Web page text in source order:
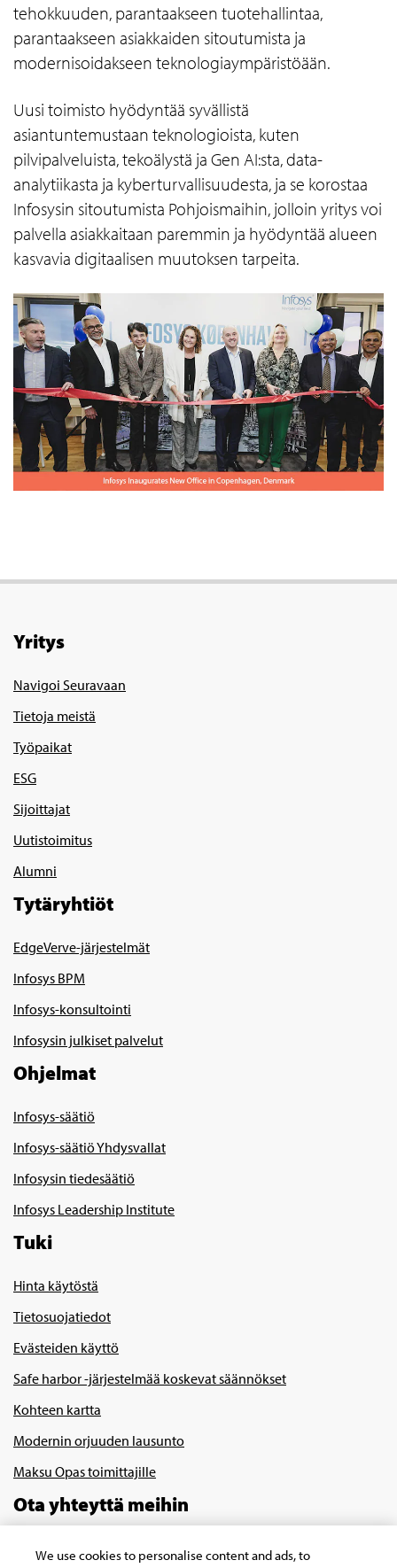
tehokkuuden, parantaakseen tuotehallintaa,
parantaakseen asiakkaiden sitoutumista ja
modernisoidakseen teknologiaympäristöään.
Uusi toimisto hyödyntää syvällistä
asiantuntemustaan teknologioista, kuten
pilvipalveluista, tekoälystä ja Gen AI:sta, data-
analytiikasta ja kyberturvallisuudesta, ja se korostaa
Infosysin sitoutumista Pohjoismaihin, jolloin yritys voi
palvella asiakkaitaan paremmin ja hyödyntää alueen
kasvavia digitaalisen muutoksen tarpeita.
Yritys
Navigoi Seuravaan
Tietoja meistä
Työpaikat
ESG
Sijoittajat
Uutistoimitus
Alumni
Tytäryhtiöt
EdgeVerve-järjestelmät
Infosys BPM
Infosys-konsultointi
Infosysin julkiset palvelut
Ohjelmat
Infosys-säätiö
Infosys-säätiö Yhdysvallat
Infosysin tiedesäätiö
Infosys Leadership Institute
Tuki
Hinta käytöstä
Tietosuojatiedot
Evästeiden käyttö
Safe harbor -järjestelmää koskevat säännökset
Kohteen kartta
Modernin orjuuden lausunto
Maksu Opas toimittajille
Ota yhteyttä meihin
We use cookies to personalise content and ads, to